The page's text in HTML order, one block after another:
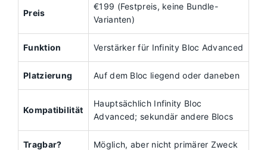
Preis
€199 (Festpreis, keine Bundle-
Varianten)
Funktion Verstärker für Infinity Bloc Advanced
Platzierung Auf dem Bloc liegend oder daneben
Kompatibilität
Hauptsächlich Infinity Bloc
Advanced; sekundär andere Blocs
Tragbar? Möglich, aber nicht primärer Zweck